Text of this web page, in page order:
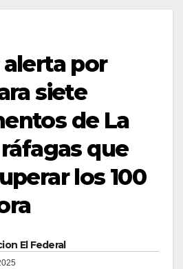
por
siete
de La
que
los 100
El Federal